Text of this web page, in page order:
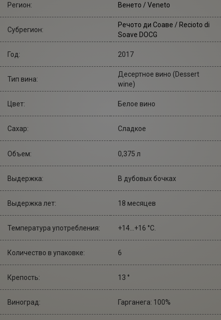
Регион: Венето / Veneto
Субрегион:
Речото ди Соаве / Recioto di
Soave DOCG
Год: 2017
Тип вина:
Десертное вино (Dessert
wine)
Цвет: Белое вино
Сахар: Сладкое
Объем: 0,375 л
Выдержка: В дубовых бочках
Выдержка лет: 18 месяцев
Температура употребления: +14...+16 °С.
Количество в упаковке: 6
Крепость: 13 °
Виноград: Гарганега: 100%